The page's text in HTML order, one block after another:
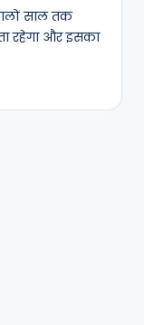
साल तक
रहेगा और इसका